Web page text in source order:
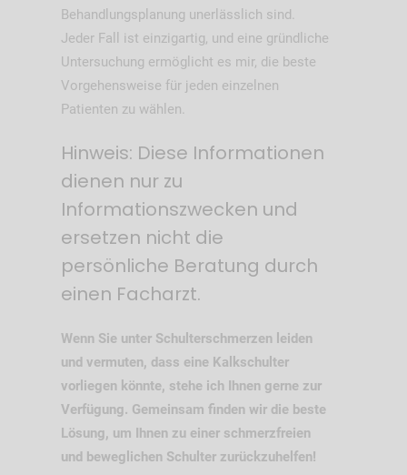
Behandlungsplanung unerlässlich sind.
Jeder Fall ist einzigartig, und eine gründliche
Untersuchung ermöglicht es mir, die beste
Vorgehensweise für jeden einzelnen
Patienten zu wählen.
Hinweis: Diese Informationen
dienen nur zu
Informationszwecken und
ersetzen nicht die
persönliche Beratung durch
einen Facharzt.
Wenn Sie unter Schulterschmerzen leiden
und vermuten, dass eine Kalkschulter
vorliegen könnte, stehe ich Ihnen gerne zur
Verfügung. Gemeinsam finden wir die beste
Lösung, um Ihnen zu einer schmerzfreien
und beweglichen Schulter zurückzuhelfen!